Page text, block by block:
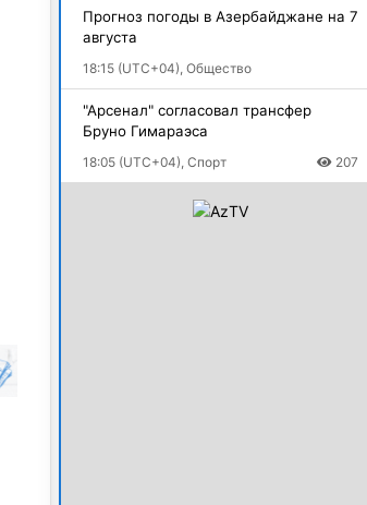
Прогноз погоды в Азербайджане на 7
августа
18:15 (UTC+04), Общество
"Арсенал" согласовал трансфер
Бруно Гимараэса
18:05 (UTC+04), Спорт 207